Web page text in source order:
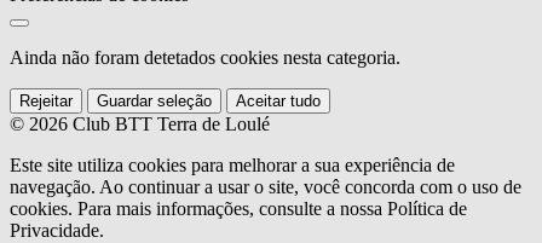
Ainda não foram detetados cookies nesta categoria.
Rejeitar Guardar seleção Aceitar tudo
© 2026 Club BTT Terra de Loulé
Este site utiliza cookies para melhorar a sua experiência de
navegação. Ao continuar a usar o site, você concorda com o uso de
cookies. Para mais informações, consulte a nossa Política de
Privacidade.